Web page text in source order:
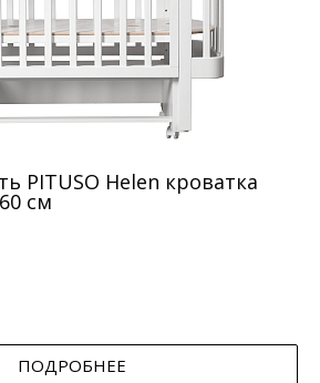
PITUSO Helen кроватка
см
ПОДРОБНЕЕ